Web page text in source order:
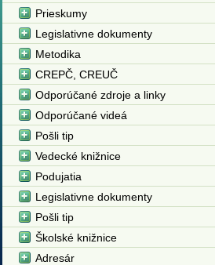
Prieskumy
Legislativne dokumenty
Metodika
CREPČ, CREUČ
Odporúčané zdroje a linky
Odporúčané videá
Pošli tip
Vedecké knižnice
Podujatia
Legislativne dokumenty
Pošli tip
Školské knižnice
Adresár